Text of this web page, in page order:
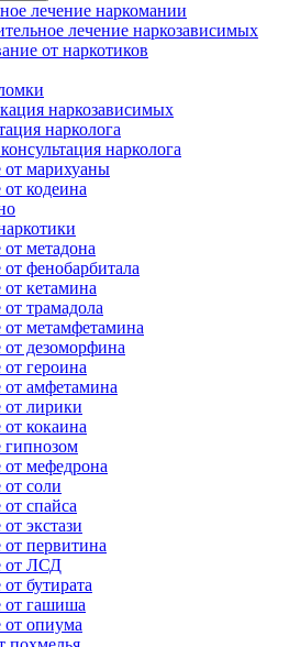
лечение наркомании
лечение наркозависимых
от наркотиков
наркозависимых
нарколога
нарколога
от марихуаны
кодеина
метадона
фенобарбитала
кетамина
трамадола
от метамфетамина
дезоморфина
героина
от амфетамина
от лирики
кокаина
гипнозом
мефедрона
соли
спайса
экстази
первитина
от ЛСД
бутирата
от гашиша
от опиума